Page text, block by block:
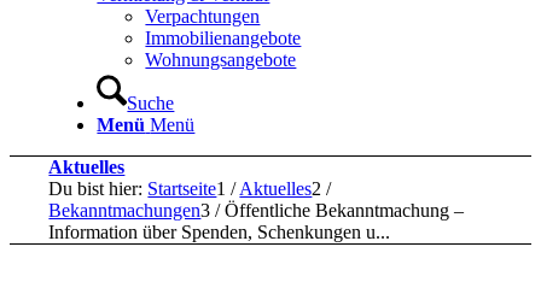
Verpachtungen
Immobilienangebote
Wohnungsangebote
Suche
Menü Menü
Aktuelles
Du bist hier: Startseite1 / Aktuelles2 /
Bekanntmachungen3 / Öffentliche Bekanntmachung –
Information über Spenden, Schenkungen u...